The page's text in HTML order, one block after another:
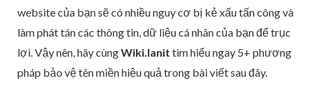
website của bạn sẽ có nhiều nguy cơ bị kẻ xấu tấn công và
làm phát tán các thông tin, dữ liệu cá nhân của bạn để trục
lợi. Vậy nên, hãy cùngWiki.lanit tìm hiểu ngay 5+ phương
pháp bảo vệ tên miền hiệu quả trong bài viết sau đây.